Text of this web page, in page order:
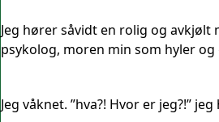
Jeg hører såvidt en rolig og
psykolog, moren min som hyler
Jeg våknet. ”hva?! Hvor er jeg?!”